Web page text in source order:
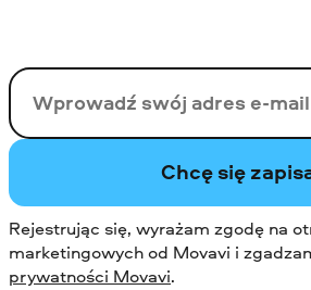
Twój email
Chcę się
Rejestrując się, wyrażam zgodę na
marketingowych od Movavi i
prywatności Movavi.